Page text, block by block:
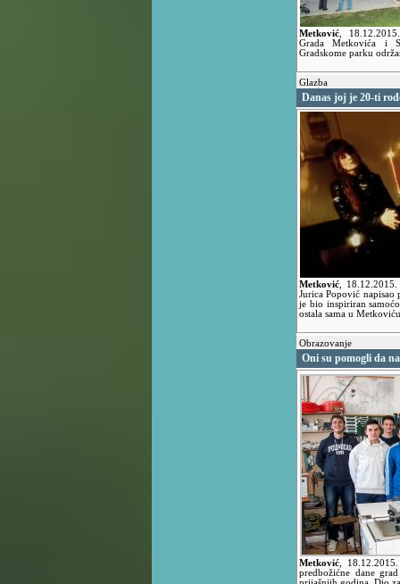
Metković
Grada Metkovića i
Gradskome parku
Glazba
Danas joj je 20-ti
Metković
Jurica Popović napisao
je bio inspiriran
ostala sama u
Obrazovanje
Oni su pomogli da
Metković
predbožićne dane